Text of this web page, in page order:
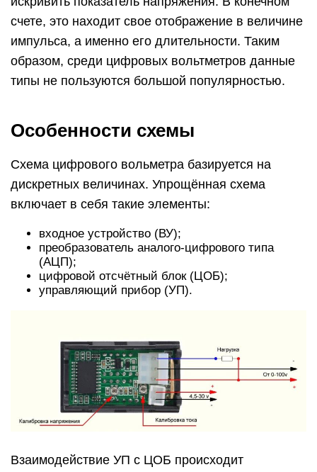
счете, это находит свое отображение в величине
импульса, а именно его длительности. Таким
образом, среди цифровых вольтметров данные
типы не пользуются большой популярностью.
Особенности схемы
Схема цифрового вольметра базируется на
дискретных величинах. Упрощённая схема
включает в себя такие элементы:
входное устройство (ВУ);
преобразователь аналого-цифрового типа
(АЦП);
цифровой отсчётный блок (ЦОБ);
управляющий прибор (УП).
Взаимодействие УП с ЦОБ происходит